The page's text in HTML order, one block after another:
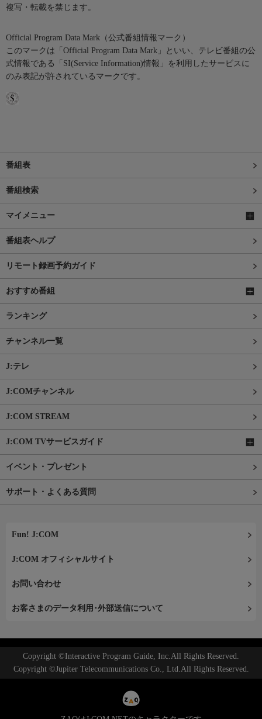
複写・転載を禁じます。
Official Program Data Mark（公式番組情報マーク）
このマークは「Official Program Data Mark」といい、テレビ番組の公
式情報である「SI(Service Information)情報」を利用したサービスに
のみ表記が許されているマークです。
番組表
番組検索
マイメニュー
番組表ヘルプ
リモート録画予約ガイド
おすすめ番組
ランキング
チャンネル一覧
J:テレ
J:COMチャンネル
J:COM STREAM
J:COM TVサービスガイド
イベント・プレゼント
サポート・よくある質問
Fun! J:COM
J:COM オフィシャルサイト
お問い合わせ
お客さまのデータ利用･外部送信について
Copyright ©Interactive Program Guide, Inc.All Rights Reserved.
Copyright ©Jupiter Telecommunications Co., Ltd.All Rights Reserved.